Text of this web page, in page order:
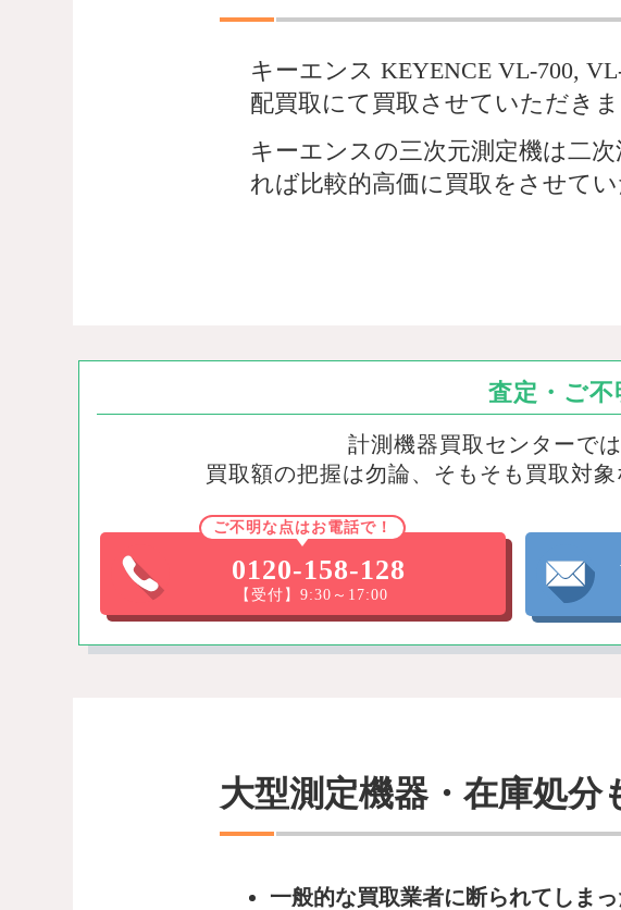
キーエンス KEYENCE VL-700,
配買取にて買取させていただきま
キーエンスの三次元測定機は二
れば比較的高価に買取をさせて
査定・ご不
計測機器買取センターで
買取額の把握は勿論、そもそも買取対
ご不明な点はお電話で！
0120-158-128
【受付】9:30～17:00
大型測定機器・在庫処分
一般的な買取業者に断られてしま